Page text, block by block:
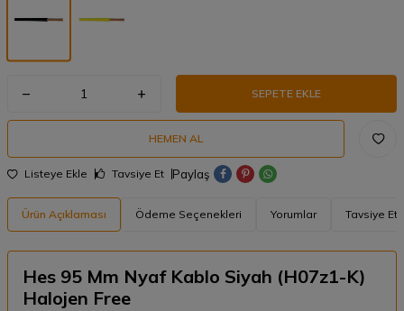
SEPETE EKLE
HEMEN AL
Listeye Ekle Tavsiye Et Paylaş
Ürün Açıklaması Ödeme Seçenekleri Yorumlar Tavsiye Et
Hes 95 Mm Nyaf Kablo Siyah (H07z1-K)
Halojen Free